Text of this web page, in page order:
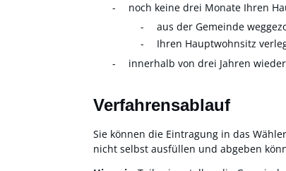
noch keine drei Monate Ihren
aus der Gemeinde
Ihren Hauptwohnsitz
innerhalb von drei Jahren
Verfahrensablauf
Sie können die Eintragung in das
nicht selbst ausfüllen und abgeben